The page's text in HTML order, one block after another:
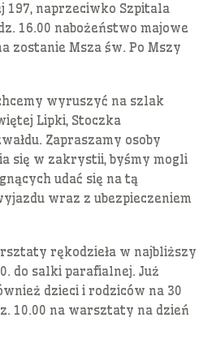
naprzeciwko Szpitala
16.00 nabożeństwo majowe
zostanie Msza św. Po Mszy
wyruszyć na szlak
Lipki, Stoczka
Zapraszamy osoby
się w zakrystii, byśmy mogli
udać się na tą
wraz z ubezpieczeniem
rękodzieła w najbliższy
do salki parafialnej. Już
dzieci i rodziców na 30
10.00 na warsztaty na dzień